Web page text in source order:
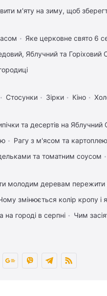
м'яту на зиму, щоб
Яке церковне свято 6
Яблучний та Горіховий
Стосунки Зірки Кіно
та десертів на Яблучний
Рагу з м'ясом та картоплею
та томатним соусом
молодим деревам пережити
змінюється колір кропу і
городі в серпні
Чим